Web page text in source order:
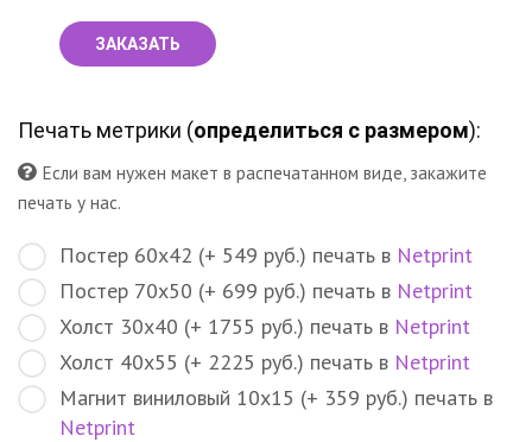
ЗАКАЗАТЬ
Печать метрики (определиться с размером):
Если вам нужен макет в распечатанном виде, закажите
печать у нас.
Постер 60х42 (+ 549 руб.) печать в Netprint
Постер 70х50 (+ 699 руб.) печать в Netprint
Холст 30х40 (+ 1755 руб.) печать в Netprint
Холст 40х55 (+ 2225 руб.) печать в Netprint
Магнит виниловый 10х15 (+ 359 руб.) печать в
Netprint